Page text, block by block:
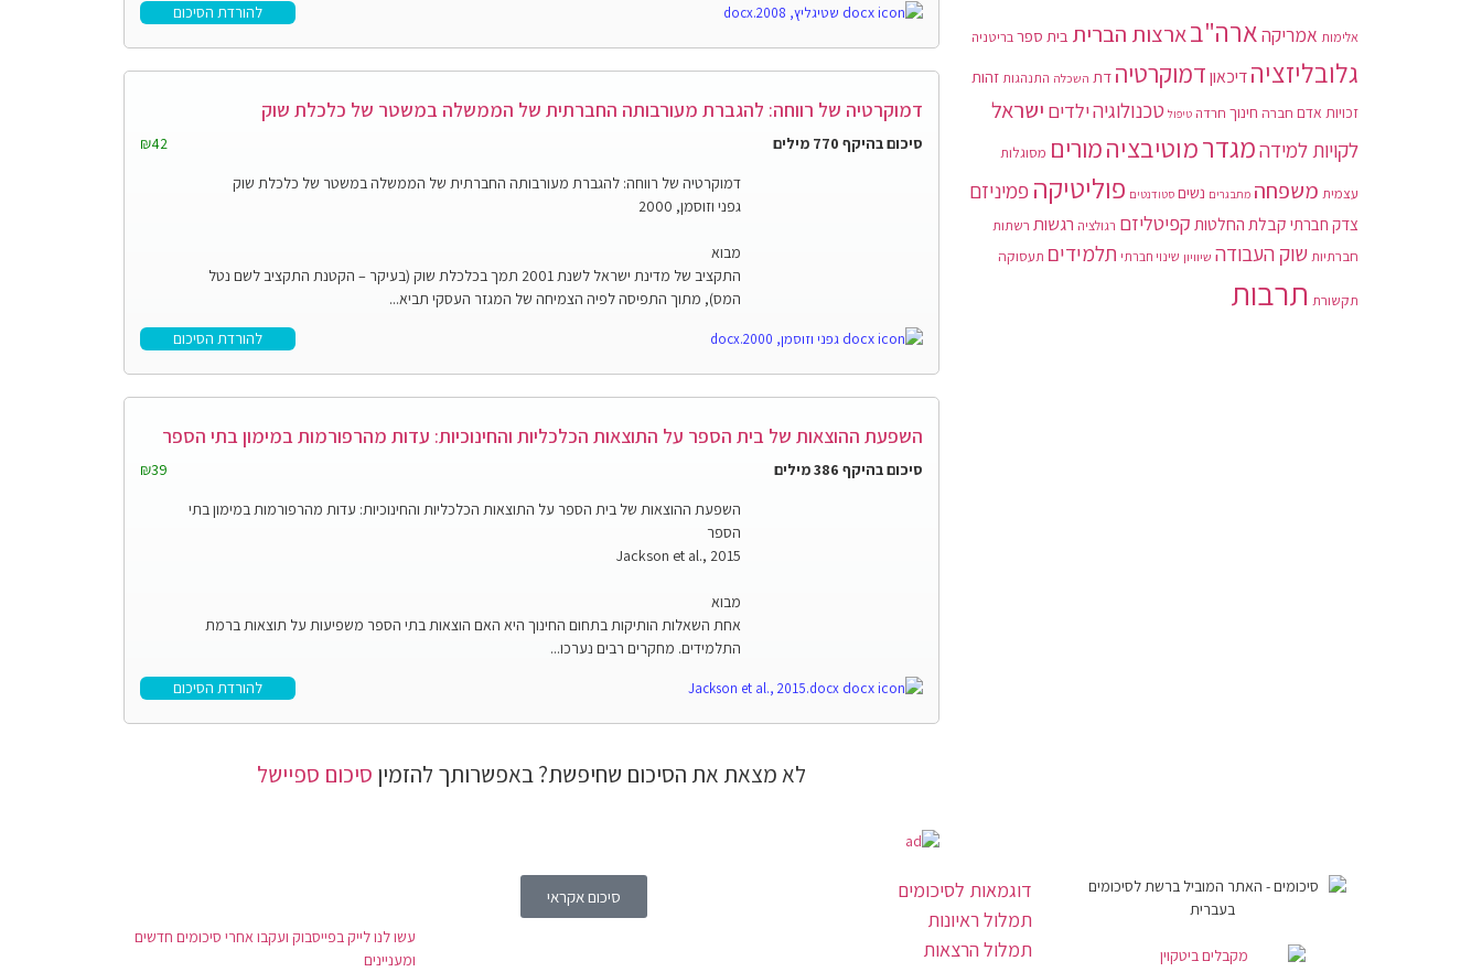
אלימות אמריקהארה"בארצות הברית בית ספרבריטניה
גלובליזציהדיכאוןדמוקרטיה דת השכלה התנהגותזהות
זכויות אדם חברה חינוך חרדה טיפול טכנולוגיהילדים ישראל
לקויות למידהמגדרמוטיבציהמורים מסוגלות
עצמית משפחה מתבגרים נשים סטודנטים פוליטיקה פמיניזם
צדק חברתי קבלת החלטותקפיטליזם רגולציה רגשות רשתות
חברתיותשוק העבודה שיוויון שינוי חברתי תלמידים תעסוקה
תקשורת תרבות
שטיגליץ, 2008.docx להורדת הסיכום
דמוקרטיה של רווחה: להגברת מעורבותה החברתית של הממשלה במשטר של כלכלת שוק
סיכום בהיקף 770 מילים
₪42
דמוקרטיה של רווחה: להגברת מעורבותה החברתית של הממשלה במשטר של כלכלת שוק
גפני וזוסמן, 2000
מבוא
התקציב של מדינת ישראל לשנת 2001 תמך בכלכלת שוק (בעיקר – הקטנת התקציב לשם נטל
המס), מתוך התפיסה לפיה הצמיחה של המגזר העסקי תביא...
גפני וזוסמן, 2000.docx להורדת הסיכום
השפעת ההוצאות של בית הספר על התוצאות הכלכליות והחינוכיות: עדות מהרפורמות במימון בתי הספר
סיכום בהיקף 386 מילים
₪39
השפעת ההוצאות של בית הספר על התוצאות הכלכליות והחינוכיות: עדות מהרפורמות במימון בתי
הספר
Jackson et al., 2015
מבוא
אחת השאלות הותיקות בתחום החינוך היא האם הוצאות בתי הספר משפיעות על תוצאות ברמת
התלמידים. מחקרים רבים נערכו...
להורדת הסיכום
לא מצאת את הסיכום שחיפשת? באפשרותך להזמין סיכום ספיישל
דוגמאות לסיכומים
תמלול ראיונות
תמלול הרצאות
סיכום אקראי
עשו לנו לייק בפייסבוק ועקבו אחרי סיכומים חדשים
ומעניינים